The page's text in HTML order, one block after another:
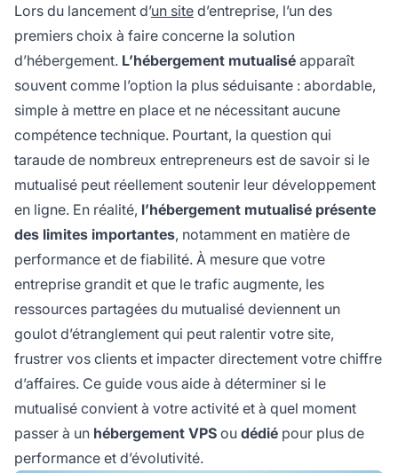
Lors du lancement d’un site d’entreprise, l’un des
premiers choix à faire concerne la solution
d’hébergement. L’hébergement mutualisé apparaît
souvent comme l’option la plus séduisante : abordable,
simple à mettre en place et ne nécessitant aucune
compétence technique. Pourtant, la question qui
taraude de nombreux entrepreneurs est de savoir si le
mutualisé peut réellement soutenir leur développement
en ligne. En réalité, l’hébergement mutualisé présente
des limites importantes, notamment en matière de
performance et de fiabilité. À mesure que votre
entreprise grandit et que le trafic augmente, les
ressources partagées du mutualisé deviennent un
goulot d’étranglement qui peut ralentir votre site,
frustrer vos clients et impacter directement votre chiffre
d’affaires. Ce guide vous aide à déterminer si le
mutualisé convient à votre activité et à quel moment
passer à un hébergement VPS ou dédié pour plus de
performance et d’évolutivité.